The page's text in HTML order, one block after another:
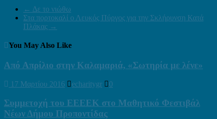
← Δε το νιώθω
Στα πορτοκαλί ο Λευκός Πύργος για την Σκλήρυνση Κατά
Πλάκας →
You May Also Like
Από Απρίλιο στην Καλαμαριά, «Σωτηρία με λένε»
17 Μαρτίου 2016 echaritygr 0
Συμμετοχή του ΕΕΕΕΚ στο Μαθητικό Φεστιβάλ
Νέων Δήμου Προποντίδας